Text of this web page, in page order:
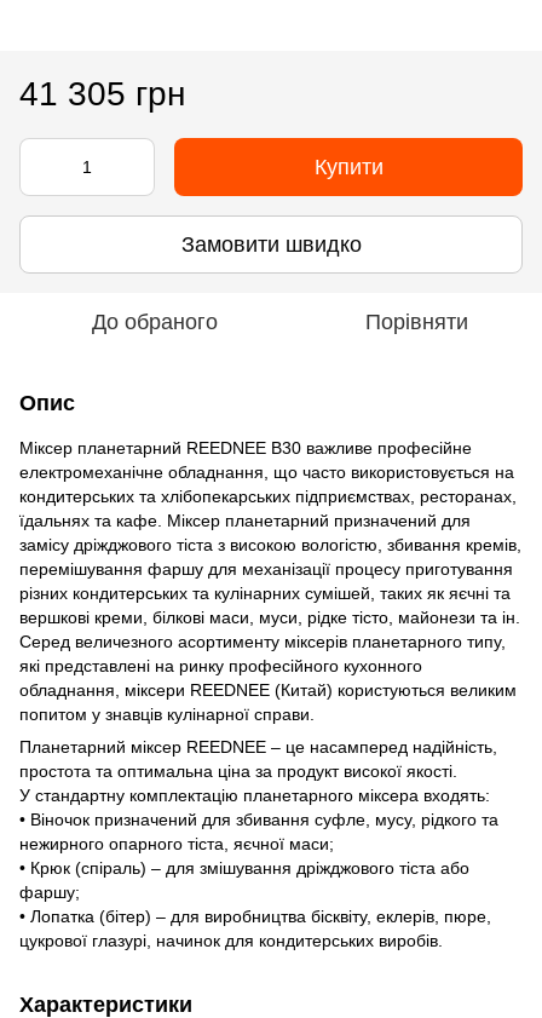
41 305 грн
Купити
Замовити швидко
До обраного Порівняти
Опис
Міксер планетарний REEDNEE B30 важливе професійне
електромеханічне обладнання, що часто використовується на
кондитерських та хлібопекарських підприємствах, ресторанах,
їдальнях та кафе. Міксер планетарний призначений для
замісу дріжджового тіста з високою вологістю, збивання кремів,
перемішування фаршу для механізації процесу приготування
різних кондитерських та кулінарних сумішей, таких як яєчні та
вершкові креми, білкові маси, муси, рідке тісто, майонези та ін.
Серед величезного асортименту міксерів планетарного типу,
які представлені на ринку професійного кухонного
обладнання, міксери REEDNEE (Китай) користуються великим
попитом у знавців кулінарної справи.
Планетарний міксер REEDNEE – це насамперед надійність,
простота та оптимальна ціна за продукт високої якості.
У стандартну комплектацію планетарного міксера входять:
• Віночок призначений для збивання суфле, мусу, рідкого та
нежирного опарного тіста, яєчної маси;
• Крюк (спіраль) – для змішування дріжджового тіста або
фаршу;
• Лопатка (бітер) – для виробництва бісквіту, еклерів, пюре,
цукрової глазурі, начинок для кондитерських виробів.
Характеристики